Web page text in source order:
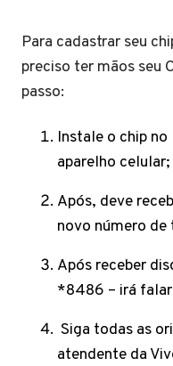
Para cadastrar seu
preciso ter mãos seu
passo:
Instale o chip
aparelho celular;
Após, deve
novo número
Após receber
*8486 – irá
Siga todas as
atendente da